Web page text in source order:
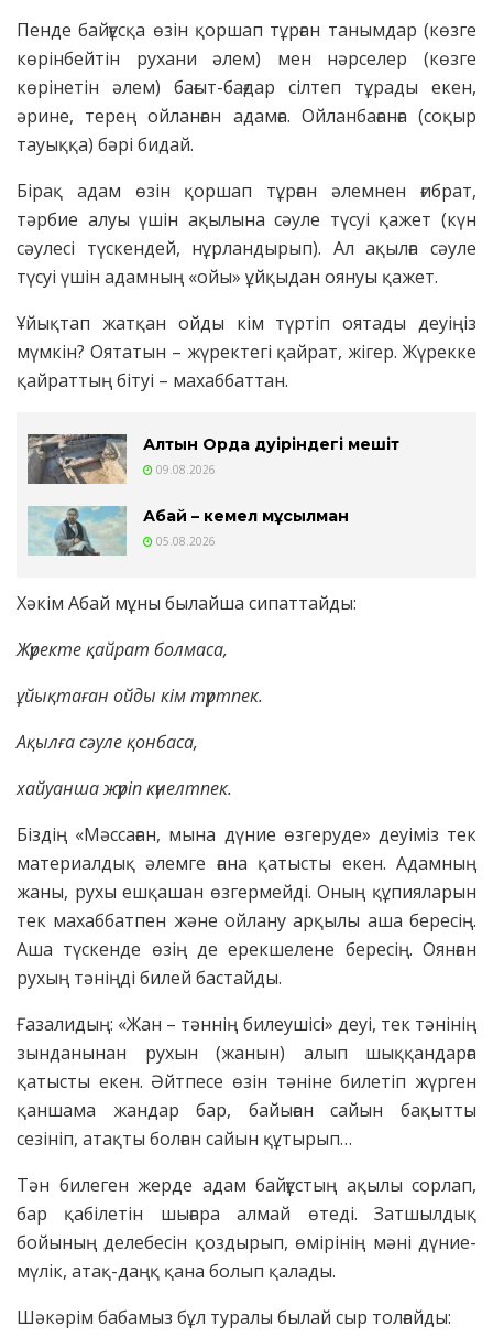
Пенде байғұсқа өзін қоршап тұрған танымдар (көзге
көрінбейтін рухани әлем) мен нәрселер (көзге
көрінетін әлем) бағыт-бағдар сілтеп тұрады екен,
әрине, терең ойланған адамға. Ойланбағанға (соқыр
тауыққа) бәрі бидай.
Бірақ адам өзін қоршап тұрған әлемнен ғибрат,
тәрбие алуы үшін ақылына сәуле түсуі қажет (күн
сәулесі түскендей, нұрландырып). Ал ақылға сәуле
түсуі үшін адамның «ойы» ұйқыдан оянуы қажет.
Ұйықтап жатқан ойды кім түртіп оятады деуіңіз
мүмкін? Оятатын – жүректегі қайрат, жігер. Жүрекке
қайраттың бітуі – махаббаттан.
Алтын Орда дәуіріндегі мешіт
09.08.2026
Абай – кемел мұсылман
05.08.2026
Хәкім Абай мұны былайша сипаттайды:
Жүректе қайрат болмаса,
ұйықтаған ойды кім түртпек.
Ақылға сәуле қонбаса,
хайуанша жүріп күнелтпек.
Біздің «Мәссаған, мына дүние өзгеруде» деуіміз тек
материалдық әлемге ғана қатысты екен. Адамның
жаны, рухы ешқашан өзгермейді. Оның құпияларын
тек махаббатпен және ойлану арқылы аша бересің.
Аша түскенде өзің де ерекшелене бересің. Оянған
рухың тәніңді билей бастайды.
Ғазалидың: «Жан – тәннің билеушісі» деуі, тек тәнінің
зынданынан рухын (жанын) алып шыққандарға
қатысты екен. Әйтпесе өзін тәніне билетіп жүрген
қаншама жандар бар, байыған сайын бақытты
сезініп, атақты болған сайын құтырып…
Тән билеген жерде адам байғұстың ақылы сорлап,
бар қабілетін шығара алмай өтеді. Затшылдық
бойының делебесін қоздырып, өмірінің мәні дүние-
мүлік, атақ-даңқ қана болып қалады.
Шәкәрім бабамыз бұл туралы былай сыр толғайды: